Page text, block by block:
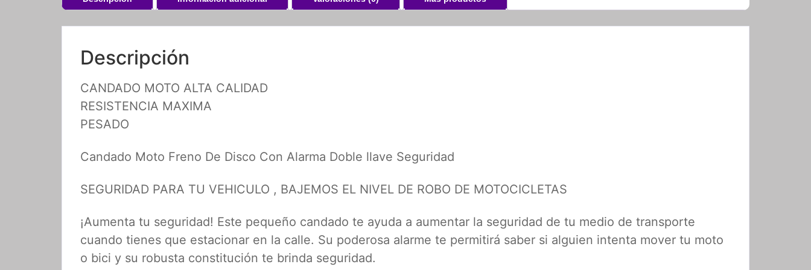
Descripción
CANDADO MOTO ALTA CALIDAD
RESISTENCIA MAXIMA
PESADO
Candado Moto Freno De Disco Con Alarma Doble llave Seguridad
SEGURIDAD PARA TU VEHICULO , BAJEMOS EL NIVEL DE ROBO DE MOTOCICLETAS
¡Aumenta tu seguridad! Este pequeño candado te ayuda a aumentar la seguridad de tu medio de transporte
cuando tienes que estacionar en la calle. Su poderosa alarme te permitirá saber si alguien intenta mover tu moto
o bici y su robusta constitución te brinda seguridad.